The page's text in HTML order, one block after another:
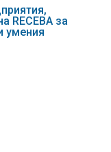
RECEBA за
умения